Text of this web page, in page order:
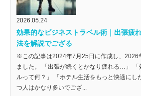
2026.05.24
効果的なビジネストラベル術｜出張疲
法を解説でござる
※この記事は2024年7月25日に作成し、2026
ました。 「出張が続くとかなり疲れる…」
ルって何？」 「ホテル生活をもっと快適に
つ人はかなり多いでござ...